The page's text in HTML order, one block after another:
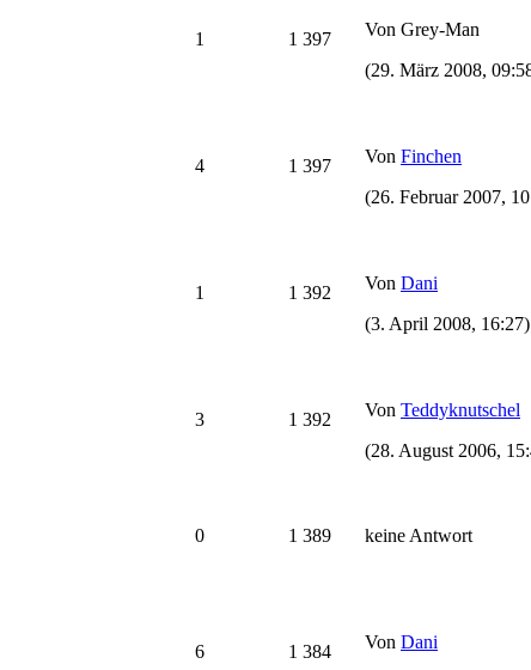
1 1 397
Von Grey-Man
(29. März 2008,
4 1 397 Von Finchen
(26. Februar 2007,
1 1 392 Von Dani
(3. April 2008, 16:27)
3 1 392 Von Teddyknutschel
(28. August 2006,
0 1 389 keine Antwort
6 1 384 Von Dani